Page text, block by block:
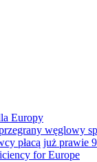
Europy
węglowy
płacą już prawie
for Europe